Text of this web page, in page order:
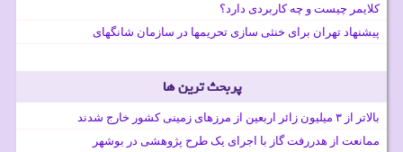
کلایمر چیست و چه کاربردی دارد؟
پیشنهاد تهران برای خنثی سازی تحریمها در سازمان شانگهای
پربحث ترین ها
بالاتر از ۳ میلیون زائر اربعین از مرزهای زمینی کشور خارج شدند
ممانعت از هدررفت گاز با اجرای یک طرح پژوهشی در بوشهر